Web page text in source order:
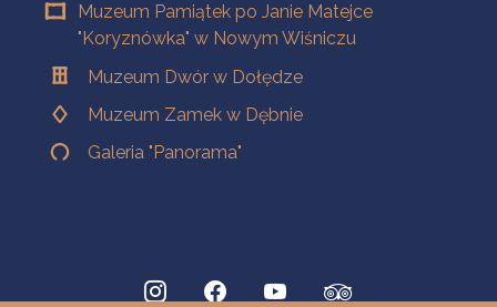
Muzeum Pamiątek po Janie Matejce
"Koryznówka" w Nowym Wiśniczu
Muzeum Dwór w Dołędze
Muzeum Zamek w Dębnie
Galeria "Panorama"